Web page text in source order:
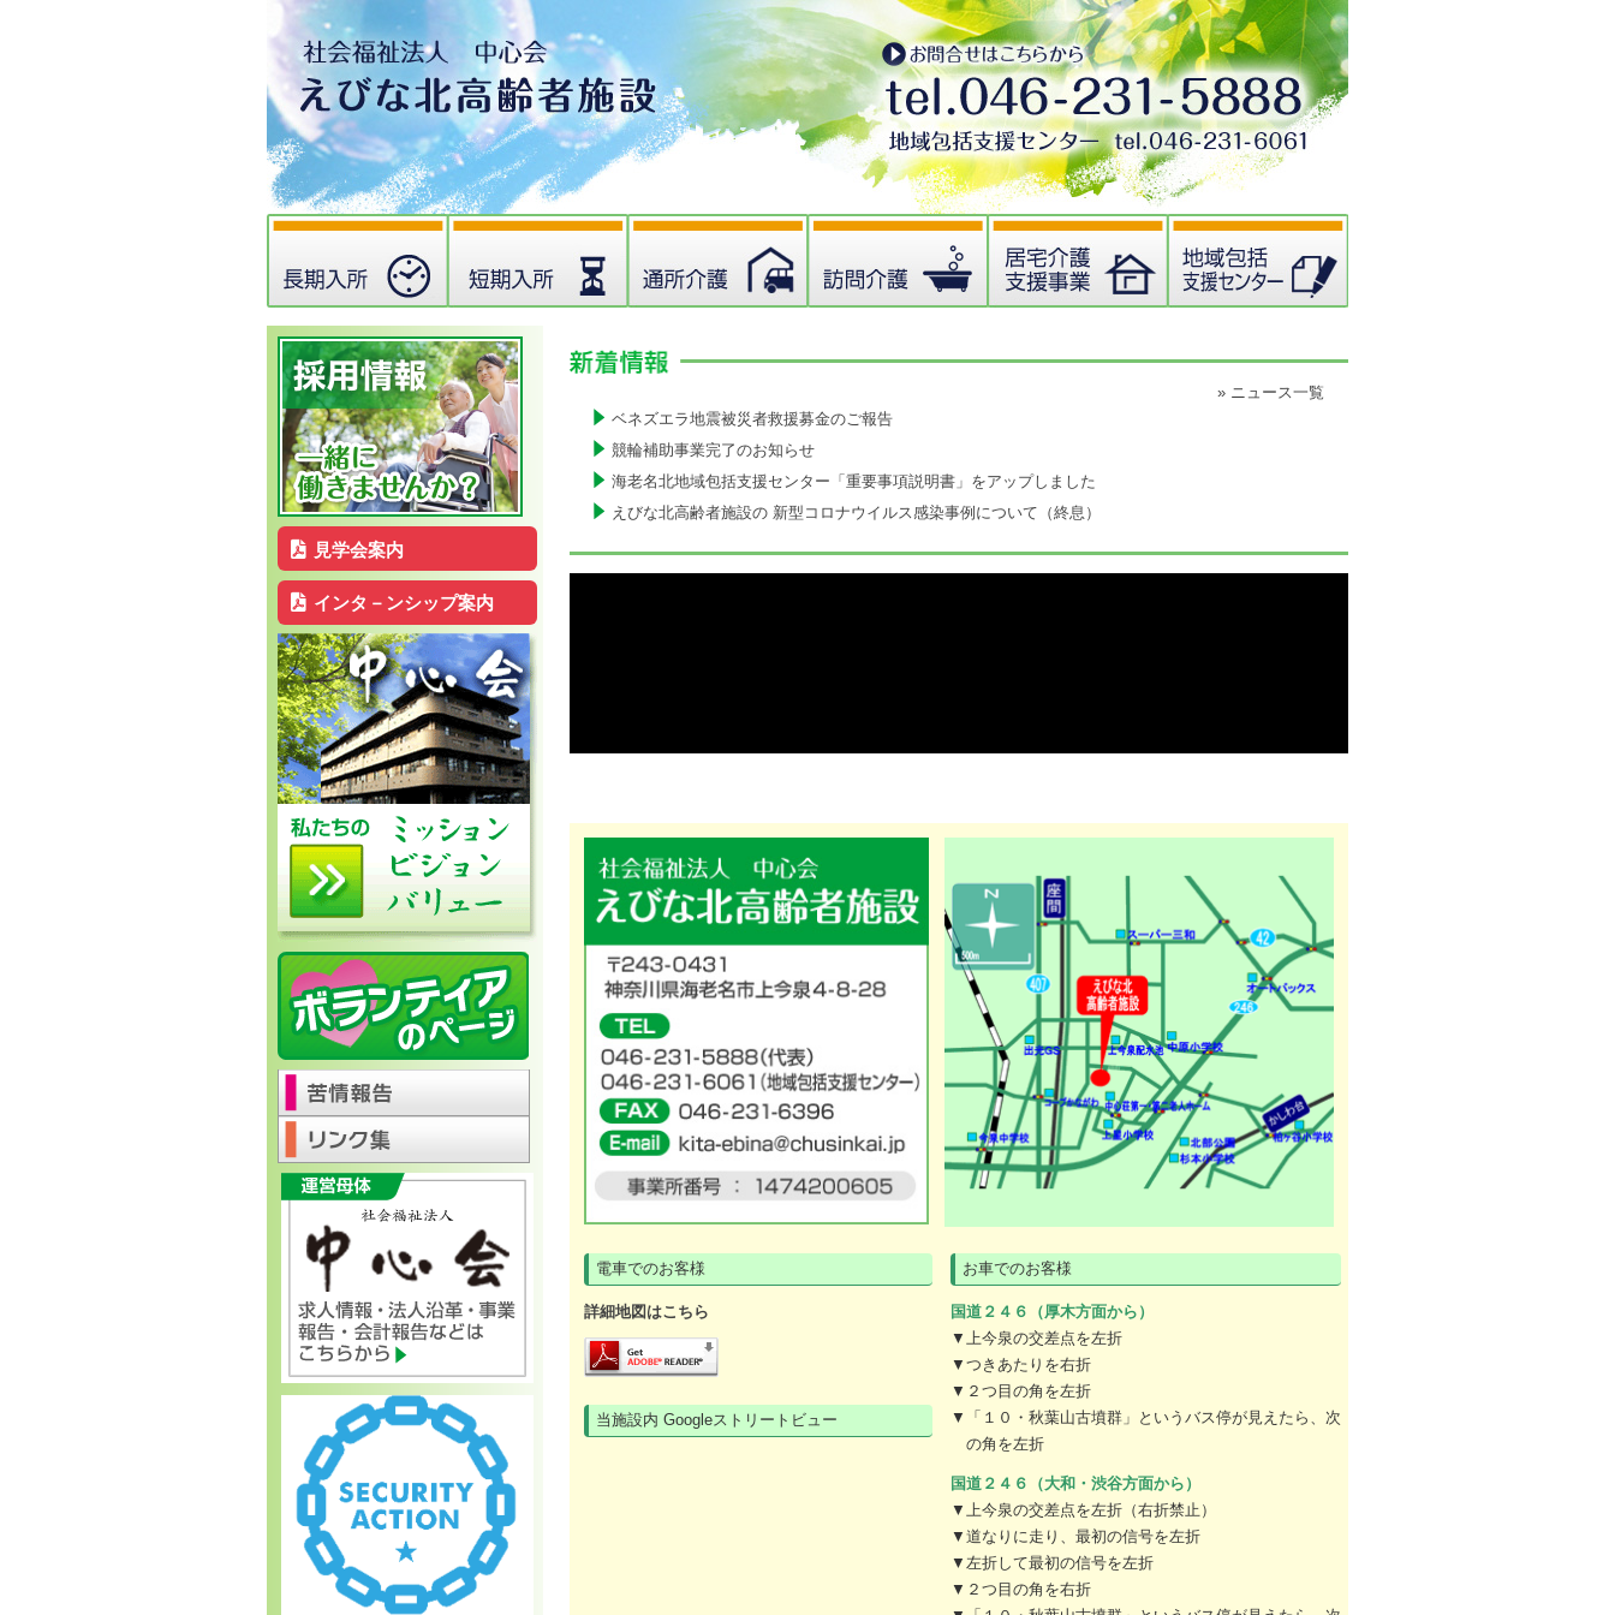
» ニュース一覧
ベネズエラ地震被災者救援募金のご報告
競輪補助事業完了のお知らせ
海老名北地域包括支援センター「重要事項説明書」をアップしました
えびな北高齢者施設の 新型コロナウイルス感染事例について（終息）
電車でのお客様
詳細地図はこちら
当施設内 Googleストリートビュー
お車でのお客様
国道２４６（厚木方面から）
▼上今泉の交差点を左折
▼つきあたりを右折
▼２つ目の角を左折
▼「１０・秋葉山古墳群」というバス停が見えたら、次
の角を左折
国道２４６（大和・渋谷方面から）
▼上今泉の交差点を左折（右折禁止）
▼道なりに走り、最初の信号を左折
▼左折して最初の信号を左折
▼２つ目の角を右折
見学会案内
インタ－ンシップ案内